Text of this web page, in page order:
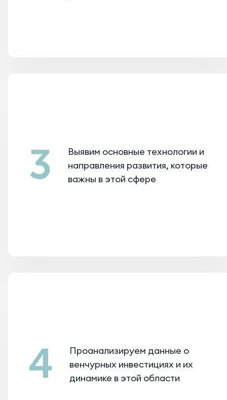
3
Выявим основные технологии и
направления развития, которые
важны в этой сфере
4
Проанализируем данные о
венчурных инвестициях и их
динамике в этой области